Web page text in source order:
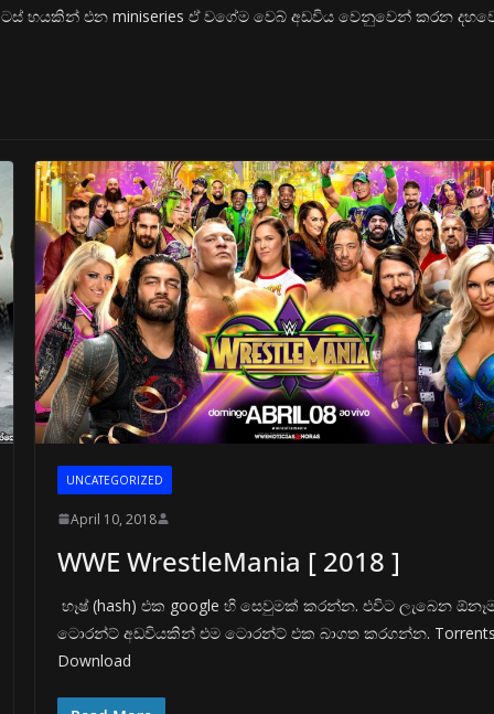
හයකින් එන miniseries ඒ වගේම වෙබ් අඩවිය වෙනුවෙන් කරන
UNCATEGORIZED
April 10, 2018
WWE WrestleMania [ 2018 ]
හෑෂ් (hash) එක google හි සෙවුමක් කරන්න. එවිට ලැබෙන
ටොරන්ට් අඩවියකින් එම ටොරන්ට් එක බාගත කරගන්න.
Download